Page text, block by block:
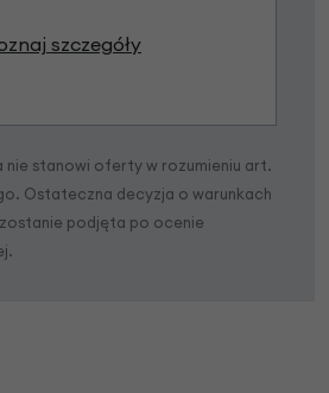
szczegóły
nie stanowi oferty w rozumieniu art.
Ostateczna decyzja o warunkach
podjęta po ocenie